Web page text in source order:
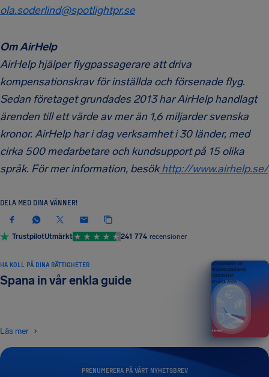
ola.soderlind@spotlightpr.se
Om AirHelp
AirHelp hjälper flygpassagerare att driva
kompensationskrav för inställda och försenade flyg.
Sedan företaget grundades 2013 har AirHelp handlagt
ärenden till ett värde av mer än 1,6 miljarder svenska
kronor.AirHelp har i dag verksamhet i 30 länder, med
cirka 500 medarbetare och kundsupport på 15 olika
språk. För mer information, besök http://www.airhelp.se/
DELA MED DINA VÄNNER!
TrustpilotUtmärkt 241 774 recensioner
PRENUMERERA PÅ VÅRT NYHETSBREV
HA KOLL PÅ DINA RÄTTIGHETER
Spana in vår enkla guide
Läs mer
Din handbok till
flygpassagerares
rättigheter
UTGÅVA 2026